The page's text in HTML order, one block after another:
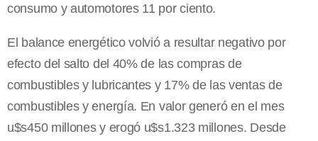
consumo y automotores 11 por ciento.
El balance energético volvió a resultar negativo por
efecto del salto del 40% de las compras de
combustibles y lubricantes y 17% de las ventas de
combustibles y energía. En valor generó en el mes
u$s450 millones y erogó u$s1.323 millones. Desde